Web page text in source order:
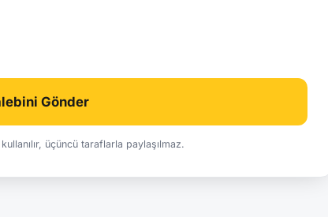
Gönder
üçüncü taraflarla paylaşılmaz.